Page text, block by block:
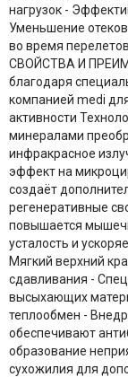
нагрузок -
Уменьшение
во время
СВОЙСТВА И
благодаря
компанией medi
активности
минералами
инфракрасное
эффект на
создаёт
регенеративные
повышается
усталость и
Мягкий верхний
сдавливания -
высыхающих
теплообмен -
обеспечивают
образование
сухожилия для